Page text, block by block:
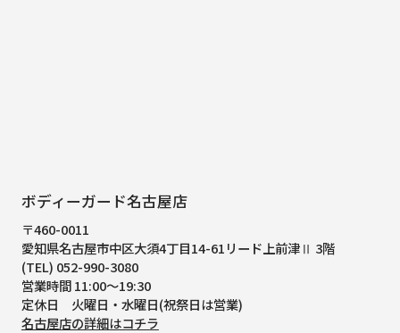
ボディーガード名古屋店
〒460-0011
愛知県名古屋市中区大須4丁目14-61リード上前津Ⅱ 3階
(TEL) 052-990-3080
営業時間 11:00～19:30
定休日 火曜日・水曜日(祝祭日は営業)
名古屋店の詳細はコチラ